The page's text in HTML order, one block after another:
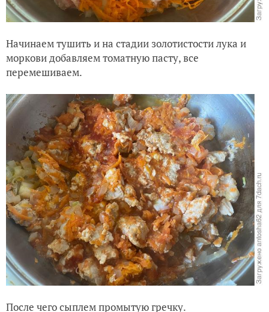
Начинаем тушить и на стадии золотистости лука и
моркови добавляем томатную пасту, все
перемешиваем.
После чего сыплем промытую гречку.